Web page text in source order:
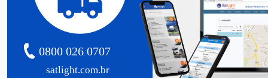
satlight.com.br
0800 026 0707